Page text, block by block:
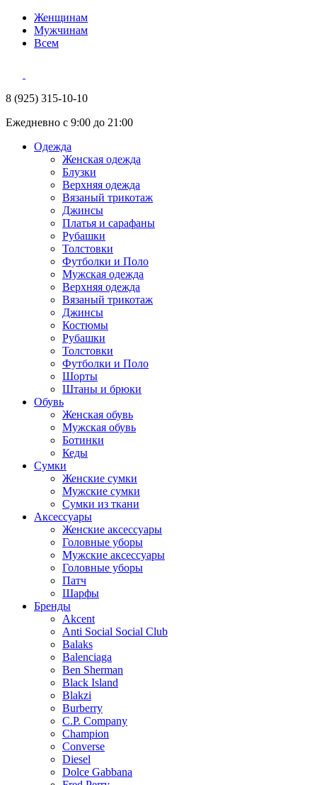
Женщинам
Мужчинам
Всем
8 (925) 315-10-10
Ежедневно с 9:00 до 21:00
Одежда
Женская одежда
Блузки
Верхняя одежда
Вязаный трикотаж
Джинсы
Платья и сарафаны
Рубашки
Толстовки
Футболки и Поло
Мужская одежда
Верхняя одежда
Вязаный трикотаж
Джинсы
Костюмы
Рубашки
Толстовки
Футболки и Поло
Шорты
Штаны и брюки
Обувь
Женская обувь
Мужская обувь
Ботинки
Кеды
Сумки
Женские сумки
Мужские сумки
Сумки из ткани
Аксессуары
Женские аксессуары
Головные уборы
Мужские аксессуары
Головные уборы
Патч
Шарфы
Бренды
Akcent
Anti Social Social Club
Balaks
Balenciaga
Ben Sherman
Black Island
Blakzi
Burberry
C.P. Company
Champion
Converse
Diesel
Dolce Gabbana